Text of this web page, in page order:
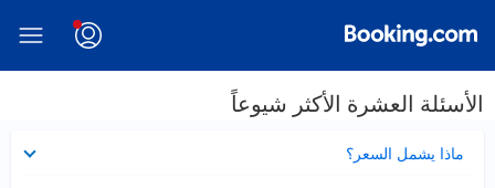
الأسئلة العشرة الأكثر شيوعاً
ماذا يشمل السعر؟
مصغر